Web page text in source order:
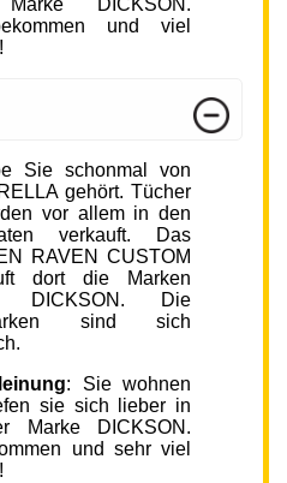
DICKSON.
und viel
Sie schonmal von
gehört. Tücher
vor allem in den
verkauft. Das
RAVEN CUSTOM
dort die Marken
DICKSON. Die
sind sich
: Sie wohnen
sie sich lieber in
Marke DICKSON.
und sehr viel